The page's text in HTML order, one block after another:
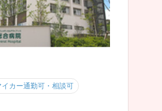
イカー通勤可・相談可